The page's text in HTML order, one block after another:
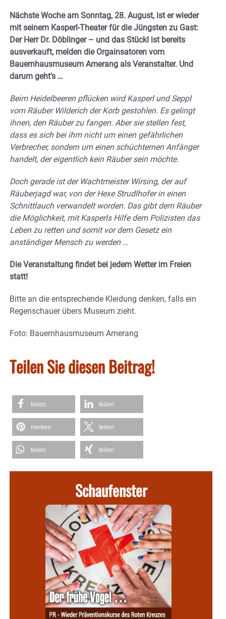
Nächste Woche am Sonntag, 28. August, ist er wieder
mit seinem Kasperl-Theater für die Jüngsten zu Gast:
Der Herr Dr. Döblinger – und das Stückl ist bereits
ausverkauft, melden die Orgainsatoren vom
Bauernhausmuseum Amerang als Veranstalter. Und
darum geht’s …
Beim Heidelbeeren pflücken wird Kasperl und Seppl
vom Räuber Wilderich der Korb gestohlen. Es gelingt
ihnen, den Räuber zu fangen. Aber sie stellen fest,
dass es sich bei ihm nicht um einen gefährlichen
Verbrecher, sondern um einen schüchternen Anfänger
handelt, der eigentlich kein Räuber sein möchte.
Doch gerade ist der Wachtmeister Wirsing, der auf
Räuberjagd war, von der Hexe Strudlhofer in einen
Schnittlauch verwandelt worden. Das gibt dem Räuber
die Möglichkeit, mit Kasperls Hilfe dem Polizisten das
Leben zu retten und somit vor dem Gesetz ein
anständiger Mensch zu werden …
Die Veranstaltung findet bei jedem Wetter im Freien
statt!
Bitte an die entsprechende Kleidung denken, falls ein
Regenschauer übers Museum zieht.
Foto: Bauernhausmuseum Amerang
Teilen Sie diesen Beitrag!
teilen teilen
merken teilen
teilen teilen
Schaufenster